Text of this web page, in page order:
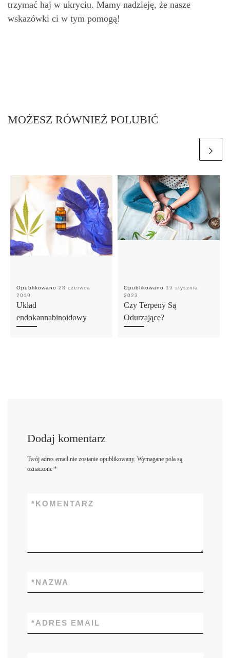
trzymać haj w ukryciu. Mamy nadzieję, że nasze
wskazówki ci w tym pomogą!
MOŻESZ RÓWNIEŻ POLUBIĆ
Opublikowano 28 czerwca
2019
Układ
endokannabinoidowy
Opublikowano
19 stycznia
2023
Czy Terpeny Są
Odurzające?
Dodaj komentarz
Twój adres email nie zostanie opublikowany. Wymagane pola są
oznaczone *
KOMENTARZ
*
NAZWA
*
ADRES EMAIL
*